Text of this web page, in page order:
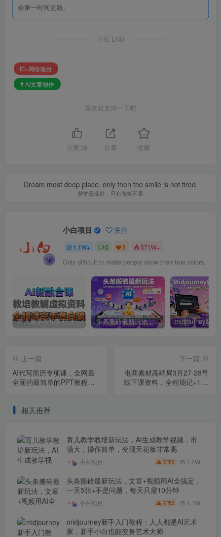
会第一时间更新。
THE END
网络项目
# AI文案创作
喜欢就支持一下吧
点赞 39 分享 收藏
Dream most deep place, only then the smile is not tired.
梦的最深处，只有微笑不累
小白项目 关注
1.1W+ 0 3 571W+
Only difficult to make people show their true colors.
育儿教学教培新玩法，AI生成教学视频，市场大，操作简单，变现天花板非常高 头条搬砖最新玩法，文章+视频用AI全搞定，一天5张+不是问题，每天只需10分钟
上一篇
AI代写简历专项课，全网最
全面的最简单的PPT教程，
下一篇
电商素材高端局3月27-28号
线下课资料，全程场记+100
相关推荐
育儿教学教培新玩法，AI生成教学视频，市
场大，操作简单，变现天花板非常高
小白项目 云币3 1.2W+
头条搬砖最新玩法，文章+视频用AI全搞定，
一天5张+不是问题，每天只需10分钟
小白项目 云币3 1.1W+
midjourney新手入门教程：人人都是AI艺术
家，新手小白也能变身艺术大师